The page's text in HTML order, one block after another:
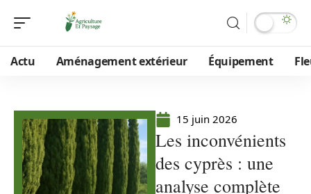
Actu Aménagement extérieur Équipement
15 juin 2026
Les inconvénients
des cyprès : une
analyse complète